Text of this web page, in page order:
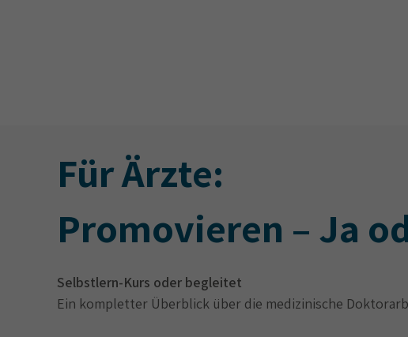
Für Ärzte:
Promovieren – Ja
Selbstlern-Kurs oder begleitet
Ein kompletter Überblick über die medizinische